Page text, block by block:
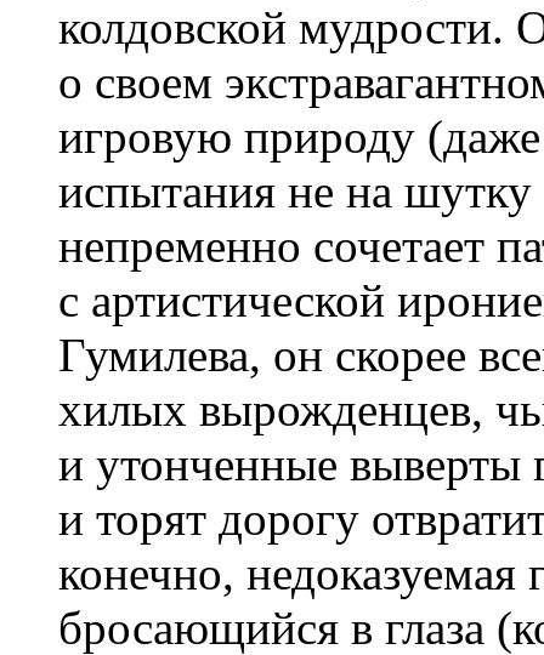
колдовской мудрости.
о своем
игровую природу
испытания не на
непременно сочетает
с артистической
Гумилева, он скорее
хилых вырожденцев,
и утонченные выверты
и торят дорогу
конечно, недоказуемая
бросающийся в глаза